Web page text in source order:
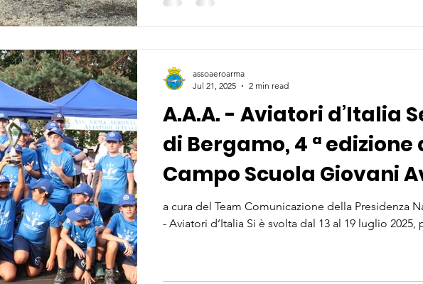
A.A.A. - Aviatori d’Italia
di Bergamo, 4 ª edizione
Campo Scuola Giovani
a cura del Team Comunicazione della Presidenza
- Aviatori d’Italia Si è svolta dal 13 al 19 luglio 2025,
assoaeroarma
Jul 21, 2025
2 min read